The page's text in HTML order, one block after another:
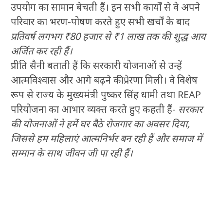
उपयोग का सामान बेचती हैं। इन सभी कार्यों से वे अपने
परिवार का भरण-पोषण करते हुए सभी खर्चों के बाद
प्रतिवर्ष लगभग ₹80 हजार से ₹1 लाख तक की शुद्ध आय
अर्जित कर रही हैं।
प्रीति सैनी बताती हैं कि सरकारी योजनाओं से उन्हें
आत्मविश्वास और आगे बढ़ने की प्रेरणा मिली। वे विशेष
रूप से राज्य के मुख्यमंत्री पुष्कर सिंह धामी तथा REAP
परियोजना का आभार व्यक्त करते हुए कहती हैं- सरकार
की योजनाओं ने हमें घर बैठे रोजगार का अवसर दिया,
जिससे हम महिलाएं आत्मनिर्भर बन रही हैं और समाज में
सम्मान के साथ जीवन जी पा रही हैं।